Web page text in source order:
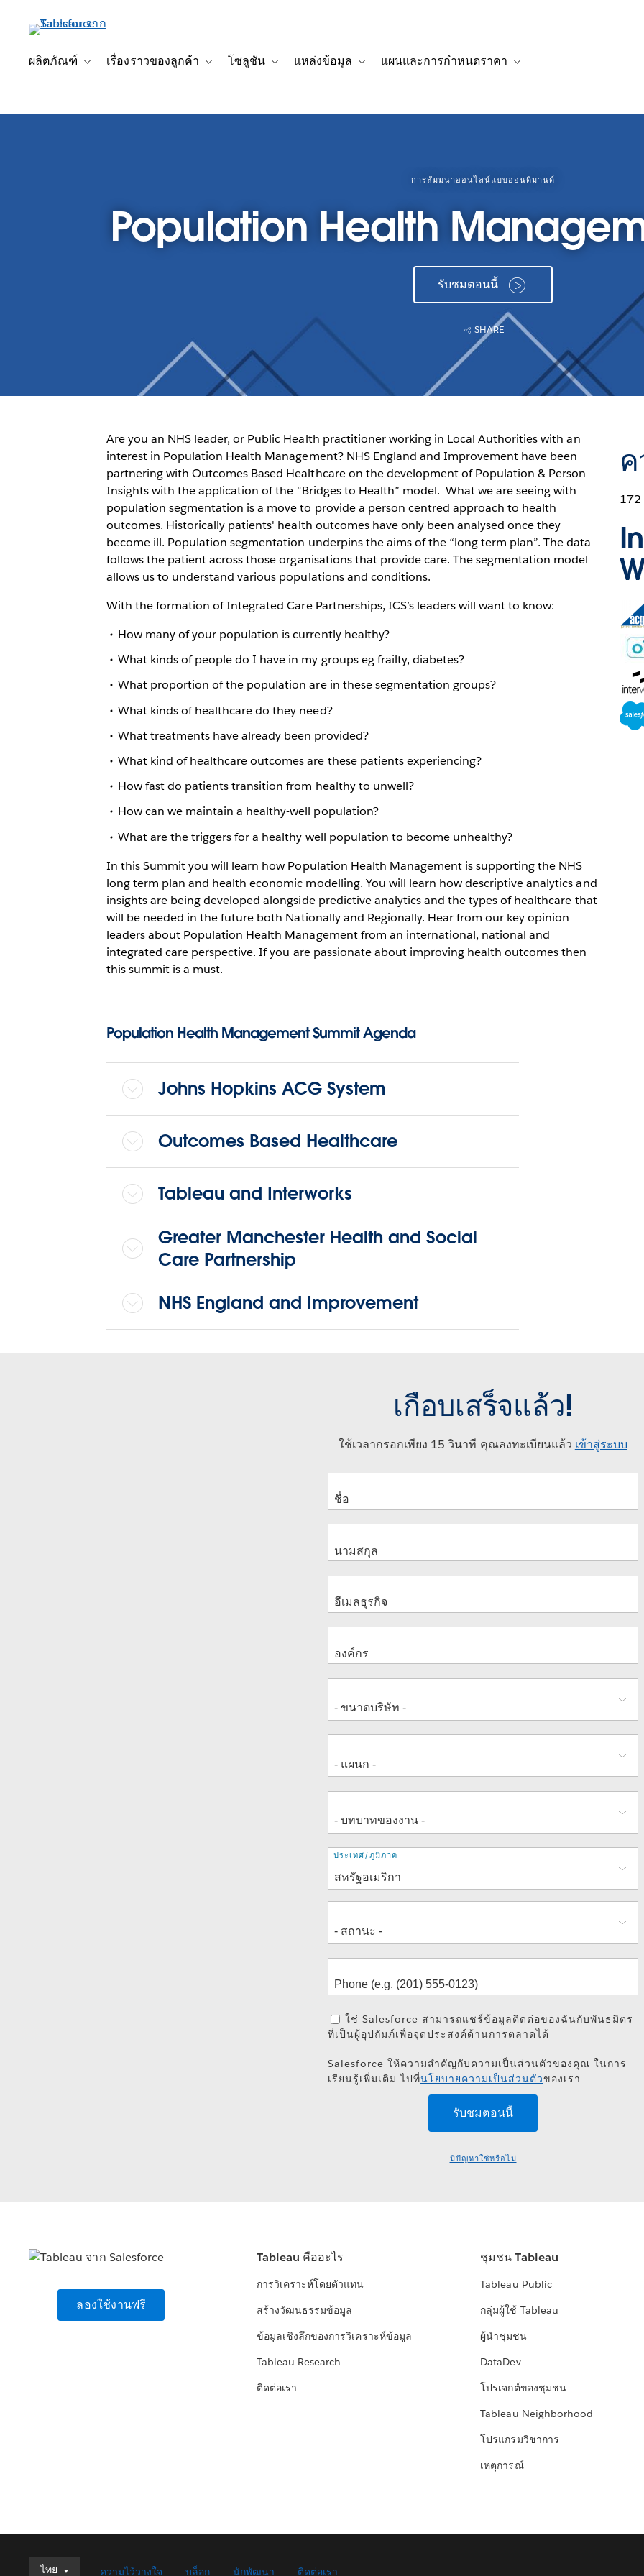
เนื้อหาผลิตภัณฑ์
Toggle sub-navigation for ผลิตภัณฑ์
เรื่องราวของลูกค้า
Toggle sub-navigation for เรื่องราวของลูกค้า
โซลูชัน
Toggle sub-navigation for โซลูชัน
แหล่งข้อมูล แผนและการกำหนดราคา
การสัมมนาออนไลน์แบบออนดีมานด์
Population Health
รับชมตอนนี้
SHARE
Are you an NHS leader, or Public Health practitioner working in Local Authorities with an
interest in Population Health Management? NHS England and Improvement have been
partnering with Outcomes Based Healthcare on the development of Population & Person
Insights with the application of the “Bridges to Health” model. What we are seeing with
population segmentation is a move to provide a person centred approach to health
outcomes. Historically patients' health outcomes have only been analysed once they
become ill. Population segmentation underpins the aims of the “long term plan”. The data
follows the patient across those organisations that provide care. The segmentation model
allows us to understand various populations and conditions.
With the formation of Integrated Care Partnerships, ICS’s leaders will want to know:
How many of your population is currently healthy?
What kinds of people do I have in my groups eg frailty, diabetes?
What proportion of the population are in these segmentation groups?
What kinds of healthcare do they need?
What treatments have already been provided?
What kind of healthcare outcomes are these patients experiencing?
How fast do patients transition from healthy to unwell?
How can we maintain a healthy-well population?
What are the triggers for a healthy well population to become unhealthy?
In this Summit you will learn how Population Health Management is supporting the NHS
long term plan and health economic modelling. You will learn how descriptive analytics and
insights are being developed alongside predictive analytics and the types of healthcare that
will be needed in the future both Nationally and Regionally. Hear from our key opinion
leaders about Population Health Management from an international, national and
integrated care perspective. If you are passionate about improving health outcomes then
this summit is a must.
Population Health Management Summit Agenda
Johns Hopkins ACG System
Outcomes Based Healthcare
Tableau and Interworks
Greater Manchester Health and Social
Care Partnership
NHS England and Improvement
172
in
new
in
new
in
เกือบเสร็จแล้ว!
ใช้เวลากรอกเพียง 15 วินาที คุณลงทะเบียนแล้ว เข้าสู่ระบบ
ที่
อยู่
ประเทศ/ภูมิภาค
ใช่ Salesforce สามารถแชร์ข้อมูลติดต่อของฉันกับพันธมิตร
ที่เป็นผู้อุปถัมภ์เพื่อจุดประสงค์ด้านการตลาดได้
Salesforce ให้ความสำคัญกับความเป็นส่วนตัวของคุณ ในการ
เรียนรู้เพิ่มเติม ไปที่นโยบายความเป็นส่วนตัวของเรา
มีปัญหาใช่หรือไม่
ลองใช้งานฟรี
Tableau คืออะไร
การวิเคราะห์โดยตัวแทน
สร้างวัฒนธรรมข้อมูล
ข้อมูลเชิงลึกของการวิเคราะห์ข้อมูล
Tableau Research
ติดต่อเรา
ชุมชน Tableau
Tableau Public
กลุ่มผู้ใช้ Tableau
ผู้นำชุมชน
DataDev
โปรเจกต์ของชุมชน
Tableau Neighborhood
โปรแกรมวิชาการ
เหตุการณ์
ไทย
ไทย ความไว้วางใจ บล็อก นักพัฒนา ติดต่อเรา